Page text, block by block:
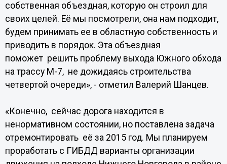
собственная объездная, которую он строил для
своих целей. Её мы посмотрели, она нам подходит,
будем принимать ее в областную собственность и
приводить в порядок. Эта объездная
поможет решить проблему выхода Южного обхода
на трассу М-7, не дожидаясь строительства
четвертой очереди», - отметил Валерий Шанцев.
«Конечно, сейчас дорога находится в
ненормативном состоянии, но поставлена задача
отремонтировать её за 2015 год. Мы планируем
проработать с ГИБДД варианты организации